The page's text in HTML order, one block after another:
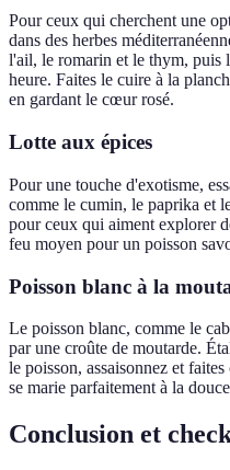
Pour ceux qui cherchent une
dans des herbes
l'ail, le romarin et le thym, puis
heure. Faites le cuire à la
en gardant le cœur rosé.
Lotte aux épices
Pour une touche d'exotisme,
comme le cumin, le paprika et
pour ceux qui aiment explorer
feu moyen pour un poisson
Poisson blanc à la
Le poisson blanc, comme le
par une croûte de moutarde.
le poisson, assaisonnez et
se marie parfaitement à la
Conclusion et